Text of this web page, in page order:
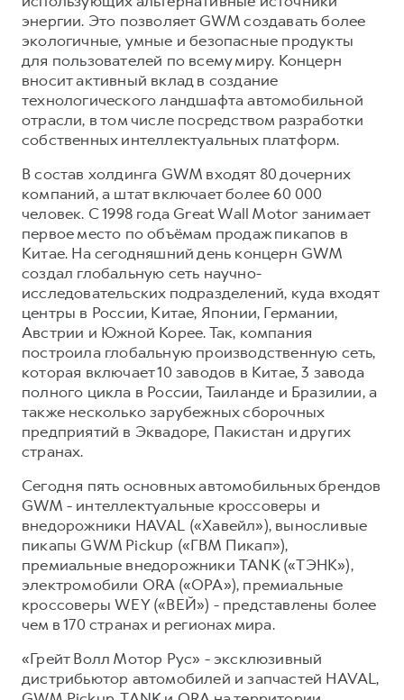
энергии. Это позволяет GWM создавать более
экологичные, умные и безопасные продукты
для пользователей по всему миру. Концерн
вносит активный вклад в создание
технологического ландшафта автомобильной
отрасли, в том числе посредством разработки
собственных интеллектуальных платформ.
В состав холдинга GWM входят 80 дочерних
компаний, а штат включает более 60 000
человек. С 1998 года Great Wall Motor занимает
первое место по объёмам продаж пикапов в
Китае. На сегодняшний день концерн GWM
создал глобальную сеть научно-
исследовательских подразделений, куда входят
центры в России, Китае, Японии, Германии,
Австрии и Южной Корее. Так, компания
построила глобальную производственную сеть,
которая включает 10 заводов в Китае, 3 завода
полного цикла в России, Таиланде и Бразилии, а
также несколько зарубежных сборочных
предприятий в Эквадоре, Пакистан и других
странах.
Сегодня пять основных автомобильных брендов
GWM - интеллектуальные кроссоверы и
внедорожники HAVAL («Хавейл»), выносливые
пикапы GWM Pickup («ГВМ Пикап»),
премиальные внедорожники TANK («ТЭНК»),
электромобили ORA («ОРА»), премиальные
кроссоверы WEY («ВЕЙ») - представлены более
чем в 170 странах и регионах мира.
«Грейт Волл Мотор Рус» - эксклюзивный
дистрибьютор автомобилей и запчастей HAVAL,